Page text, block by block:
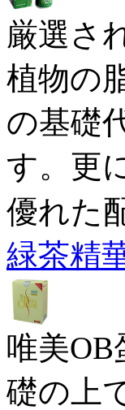
厳選さ
植物の
の基礎
す。更
優れた
緑茶精
唯美
礎の上